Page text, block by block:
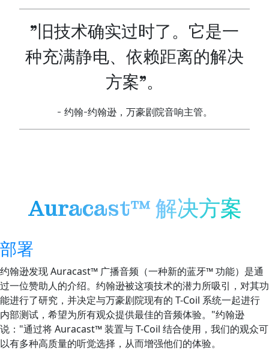
"旧技术确实过时了。它是一
种充满静电、依赖距离的解决
方案"。
- 约翰-约翰逊，万豪剧院音响主管。
Auracast™ 解决方案
部署
约翰逊发现 Auracast™ 广播音频（一种新的蓝牙™ 功能）是通
过一位赞助人的介绍。约翰逊被这项技术的潜力所吸引，对其功
能进行了研究，并决定与万豪剧院现有的 T-Coil 系统一起进行
内部测试，希望为所有观众提供最佳的音频体验。"约翰逊
说："通过将 Auracast™ 装置与 T-Coil 结合使用，我们的观众可
以有多种高质量的听觉选择，从而增强他们的体验。